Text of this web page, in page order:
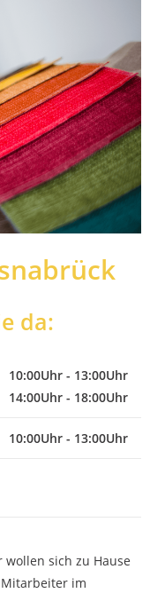
da:
10:00Uhr - 13:00Uhr
14:00Uhr - 18:00Uhr
10:00Uhr - 13:00Uhr
sich zu Hause
Mitarbeiter im